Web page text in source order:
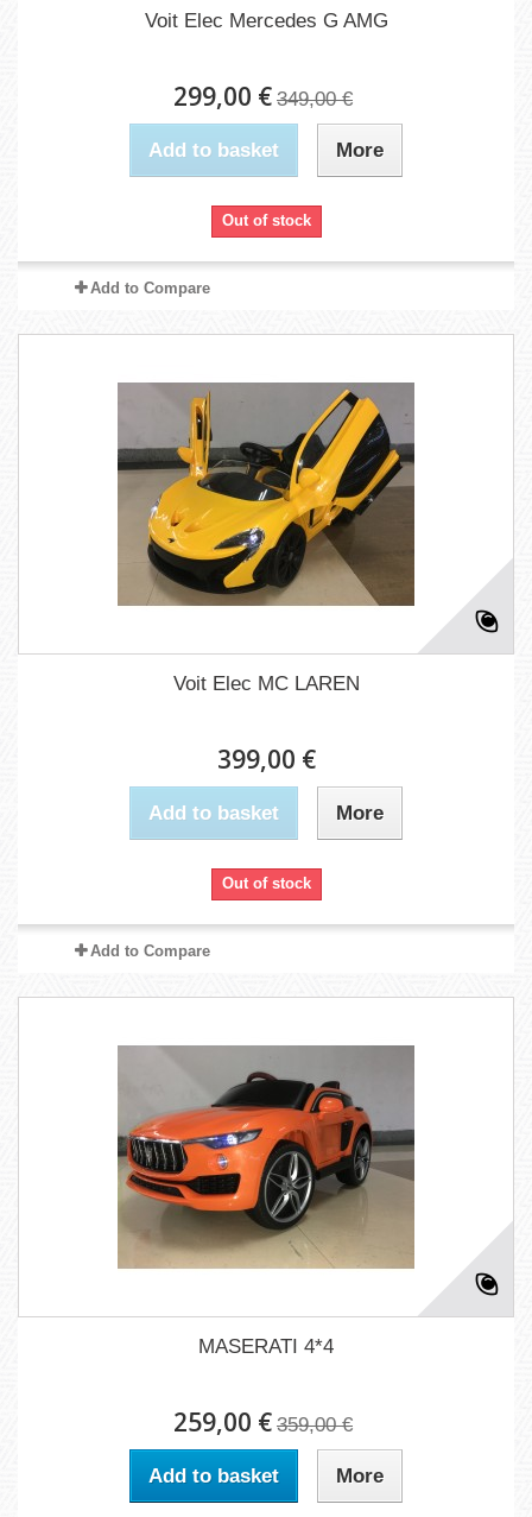
Voit Elec Mercedes G AMG
299,00 € 349,00 €
Add to basket More
Out of stock
Add to Compare
Voit Elec MC LAREN
399,00 €
Add to basket More
Out of stock
Add to Compare
MASERATI 4*4
259,00 € 359,00 €
Add to basket More